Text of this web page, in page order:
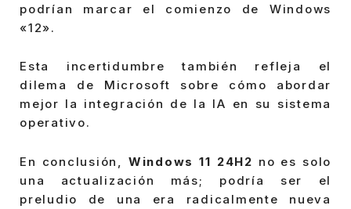
podrían marcar el comienzo de Windows
«12».
Esta incertidumbre también refleja el
dilema de Microsoft sobre cómo abordar
mejor la integración de la IA en su sistema
operativo.
En conclusión, Windows 11 24H2 no es solo
una actualización más; podría ser el
preludio de una era radicalmente nueva